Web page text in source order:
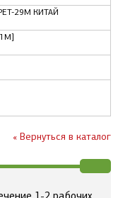
29M КИТАЙ
« Вернуться в каталог